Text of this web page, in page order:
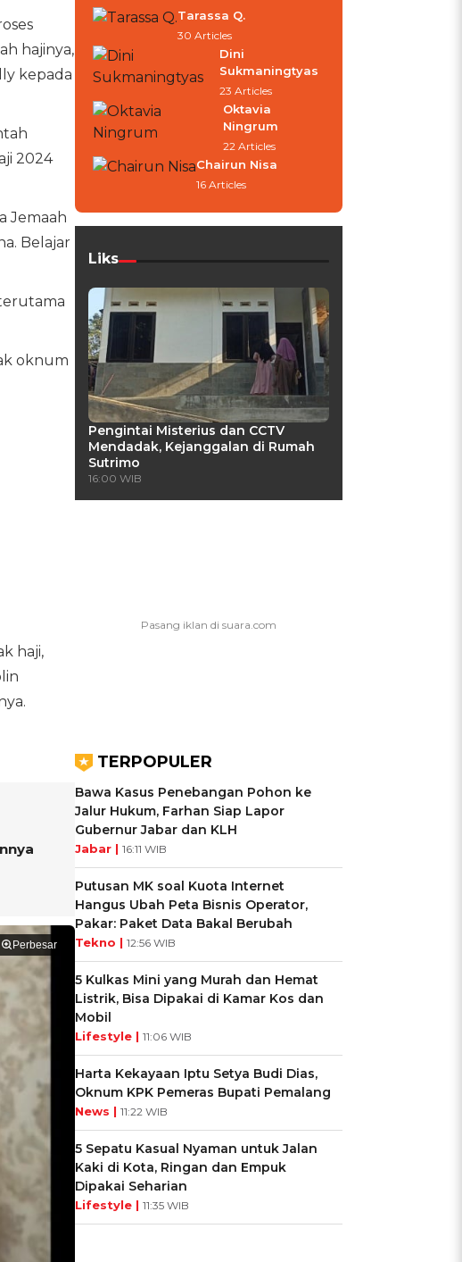
hajinya,
kepada
2024
Jemaah
Belajar
oknum
haji,
Perbesar
Tarassa Q.
30 Articles
Dini
Sukmaningtyas
23 Articles
Oktavia
Ningrum
22 Articles
Chairun Nisa
16 Articles
Liks
Pengintai Misterius dan CCTV
Mendadak, Kejanggalan di Rumah
Sutrimo
16:00 WIB
TERPOPULER
Bawa Kasus Penebangan Pohon ke
Jalur Hukum, Farhan Siap Lapor
Gubernur Jabar dan KLH
Jabar | 16:11 WIB
Putusan MK soal Kuota Internet
Hangus Ubah Peta Bisnis Operator,
Pakar: Paket Data Bakal Berubah
Tekno | 12:56 WIB
5 Kulkas Mini yang Murah dan Hemat
Listrik, Bisa Dipakai di Kamar Kos dan
Mobil
Lifestyle | 11:06 WIB
Harta Kekayaan Iptu Setya Budi Dias,
Oknum KPK Pemeras Bupati Pemalang
News | 11:22 WIB
5 Sepatu Kasual Nyaman untuk Jalan
Kaki di Kota, Ringan dan Empuk
Dipakai Seharian
Lifestyle | 11:35 WIB